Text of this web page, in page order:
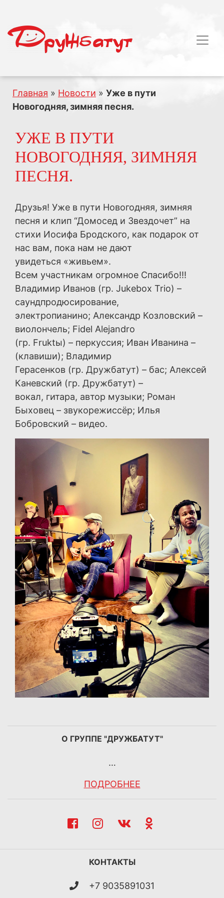
Главная » Новости » Уже в пути
Новогодняя, зимняя песня.
УЖЕ В ПУТИ
НОВОГОДНЯЯ, ЗИМНЯЯ
ПЕСНЯ.
Друзья! Уже в пути Новогодняя, зимняя
песня и клип “Домосед и Звездочет” на
стихи Иосифа Бродского, как подарок от
нас вам, пока нам не дают
увидеться «живьем».
Всем участникам огромное Спасибо!!!
Владимир Иванов (гр. Jukebox Trio) –
саундпродюсирование,
электропианино; Александр Козловский –
виолончель; Fidel Alejandro
(гр. Fruktы) – перкуссия; Иван Иванина –
(клавиши); Владимир
Герасенков (гр. Дружбатут) – бас; Алексей
Каневский (гр. Дружбатут) –
вокал, гитара, автор музыки; Роман
Быховец – звукорежиссёр; Илья
Бобровский – видео.
О ГРУППЕ "ДРУЖБАТУТ"
…
ПОДРОБНЕЕ
КОНТАКТЫ
+7 9035891031